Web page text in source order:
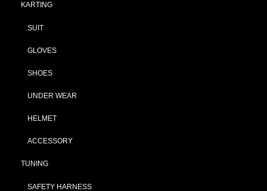
KARTING
SUIT
GLOVES
SHOES
UNDER WEAR
HELMET
ACCESSORY
TUNING
SAFETY HARNESS